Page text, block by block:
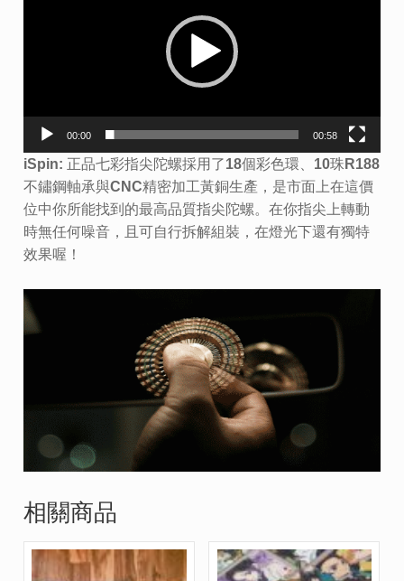
00:00 00:58
iSpin: 正品七彩指尖陀螺採用了18個彩色環、10珠R188
不鏽鋼軸承與CNC精密加工黃銅生產，是市面上在這價
位中你所能找到的最高品質指尖陀螺。在你指尖上轉動
時無任何噪音，且可自行拆解組裝，在燈光下還有獨特
效果喔！
相關商品